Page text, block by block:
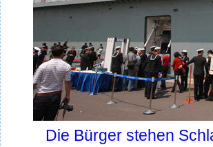
Die Bürger stehen